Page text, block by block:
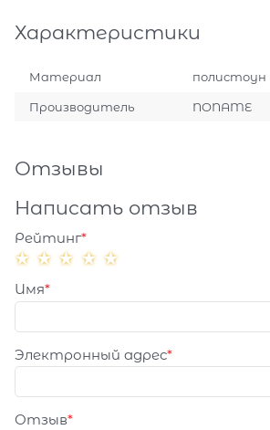
Характеристики
Материал полистоун
Производитель NONAME
Отзывы
Написать отзыв
Рейтинг
Имя
Электронный адрес
Отзыв